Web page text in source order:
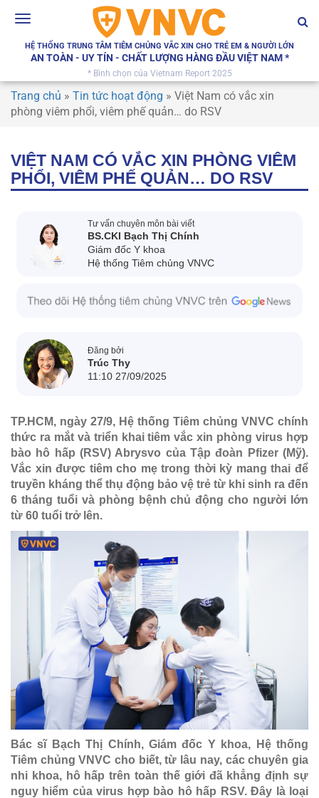
Toggle
HỆ THỐNG TRUNG TÂM TIÊM CHỦNG VẮC XIN CHO TRẺ EM & NGƯỜI LỚN
AN TOÀN - UY TÍN - CHẤT LƯỢNG HÀNG ĐẦU VIỆT NAM *
* Bình chọn của Vietnam Report 2025
Trang chủ » Tin tức hoạt động » Việt Nam có vắc xin
phòng viêm phổi, viêm phế quản… do RSV
VIỆT NAM CÓ VẮC XIN PHÒNG VIÊM
PHỔI, VIÊM PHẾ QUẢN… DO RSV
Tư vấn chuyên môn bài viết
BS.CKI Bạch Thị Chính
Giám đốc Y khoa
Hệ thống Tiêm chủng VNVC
Đăng bởi
Trúc Thy
11:10 27/09/2025
TP.HCM, ngày 27/9, Hệ thống Tiêm chủng VNVC chính
thức ra mắt và triển khai tiêm vắc xin phòng virus hợp
bào hô hấp (RSV) Abrysvo của Tập đoàn Pfizer (Mỹ).
Vắc xin được tiêm cho mẹ trong thời kỳ mang thai để
truyền kháng thể thụ động bảo vệ trẻ từ khi sinh ra đến
6 tháng tuổi và phòng bệnh chủ động cho người lớn
từ 60 tuổi trở lên.
Bác sĩ Bạch Thị Chính, Giám đốc Y khoa, Hệ thống
Tiêm chủng VNVC cho biết, từ lâu nay, các chuyên gia
nhi khoa, hô hấp trên toàn thế giới đã khẳng định sự
nguy hiểm của virus hợp bào hô hấp RSV. Đây là loại